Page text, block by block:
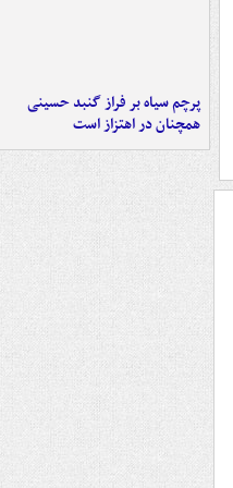
پرچم سیاه بر فراز گنبد حسینی
همچنان در اهتزاز است